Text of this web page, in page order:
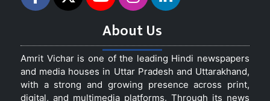
About Us
Amrit Vichar is one of the leading Hindi newspapers
and media houses in Uttar Pradesh and Uttarakhand,
with a strong and growing presence across print,
digital, and multimedia platforms. Through its news